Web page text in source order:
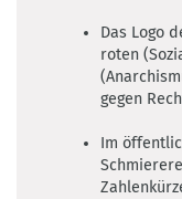
Fotografiert
Das Logo
roten
gegen
Im